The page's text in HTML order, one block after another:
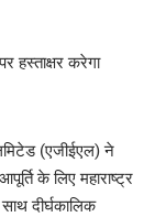
(एजीईएल) ने
के लिए महाराष्ट्र
दीर्घकालिक